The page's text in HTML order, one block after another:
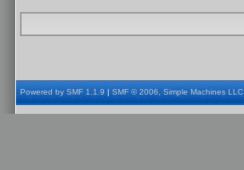
Powered by SMF 1.1.9|SMF © 2006, Simple Machines LLC